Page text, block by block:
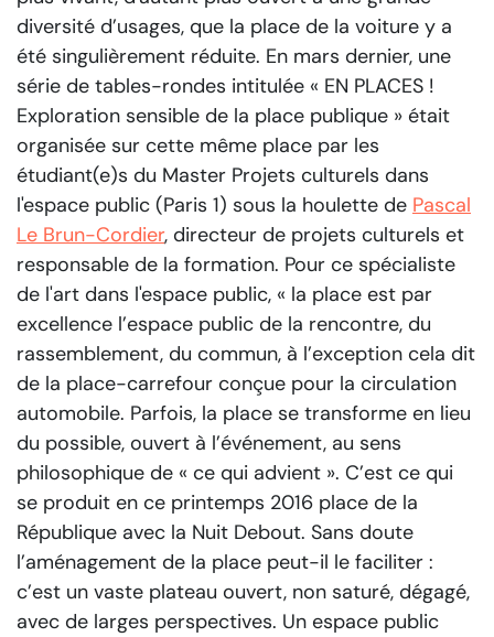
diversité d’usages, que la place de la voiture y a
été singulièrement réduite. En mars dernier, une
série de tables-rondes intitulée « EN PLACES !
Exploration sensible de la place publique » était
organisée sur cette même place par les
étudiant(e)s du Master Projets culturels dans
l'espace public (Paris 1) sous la houlette de Pascal
Le Brun-Cordier, directeur de projets culturels et
responsable de la formation. Pour ce spécialiste
de l'art dans l'espace public, « la place est par
excellence l’espace public de la rencontre, du
rassemblement, du commun, à l’exception cela dit
de la place-carrefour conçue pour la circulation
automobile. Parfois, la place se transforme en lieu
du possible, ouvert à l’événement, au sens
philosophique de « ce qui advient ». C’est ce qui
se produit en ce printemps 2016 place de la
République avec la Nuit Debout. Sans doute
l’aménagement de la place peut-il le faciliter :
c’est un vaste plateau ouvert, non saturé, dégagé,
avec de larges perspectives. Un espace public